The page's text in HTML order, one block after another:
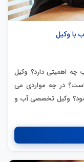
با وکیل
اهمیتی دارد؟ وکیل
در چه مواردی می
وکیل تخصصی آب و